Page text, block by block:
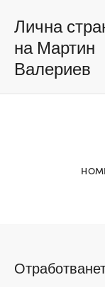
Лична
на Мартин
Валериев